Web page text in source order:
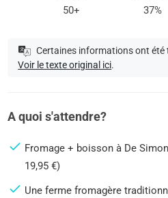
50+ 37%
Certaines informations ont
Voir le texte original ici.
A quoi s'attendre?
Fromage + boisson à De
19,95 €)
Une ferme fromagère